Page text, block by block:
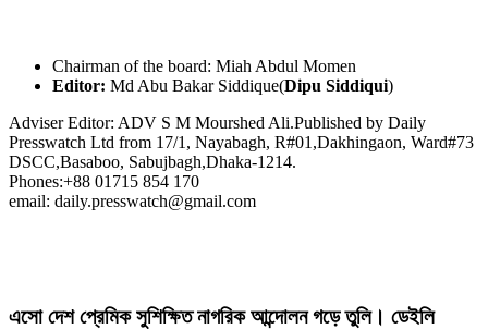
Chairman of the board: Miah Abdul Momen
Editor: Md Abu Bakar Siddique(Dipu Siddiqui)
Adviser Editor: ADV S M Mourshed Ali.Published by Daily
Presswatch Ltd from 17/1, Nayabagh, R#01,Dakhingaon, Ward#73
DSCC,Basaboo, Sabujbagh,Dhaka-1214.
Phones:+88 01715 854 170
email: daily.presswatch@gmail.com
এসো দেশ প্রেমিক সুশিক্ষিত নাগরিক আন্দোলন গড়ে তুলি। ডেইলি